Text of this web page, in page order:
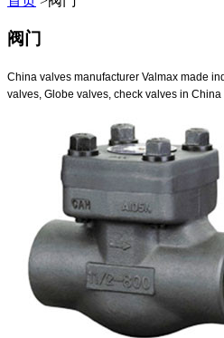
阀门
China valves manufacturer Valmax made
valves, Globe valves, check valves in